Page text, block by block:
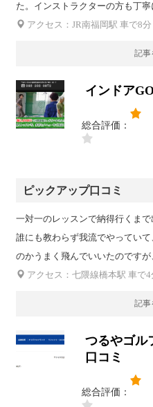
た。インストラクターの方も丁
アクセス：JR南福岡駅 車で8分
記事
インドア
総合評価：
ピックアップ口コミ
一対一のレッスンで納得行くま
誰にも教わらず我流でやってい
のかうまく飛んでいいたのです
アクセス：七隈線橋本駅 車で4
記事
つるやゴル
口コミ
総合評価：